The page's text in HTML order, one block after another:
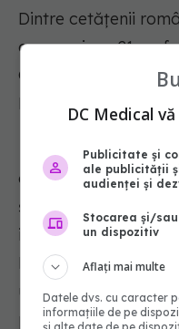
Dintre cetățenii
coronavirus, 21 au
Germania, 8 în
Luxemburg și unul în
Le reamintim
doar informațiile
și să apeleze pentru
informații la linia
Numărul
urgență, este o
pentru informarea
DC Medical
Publicitate și
ale publicității
audienței și
Stocarea și/
un dispozitiv
Aflați mai multe
Datele dvs. cu caracter
informațiile de pe